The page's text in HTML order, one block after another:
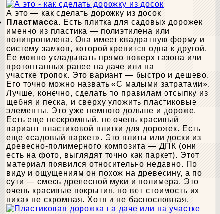
А это — как сделать дорожку из досок
Пластмасса. Есть плитка для садовых дорожек
именно из пластика — полиэтилена или
полипропилена. Она имеет квадратную форму и
систему замков, которой крепится одна к другой.
Ее можно укладывать прямо поверх газона или
протоптанных ранее на даче или на
участке тропок. Это вариант — быстро и дешево.
Его точно можно назвать «С малыми затратами».
Лучше, конечно, сделать по правилам отсыпку из
щебня и песка, и сверху уложить пластиковые
элементы. Это уже немного дольше и дороже.
Есть еще нескромный, но очень красивый
вариант пластиковой плитки для дорожек. Есть
еще «садовый паркет». Это плиты или доски из
древесно-полимерного композита — ДПК (они
есть на фото, выглядят точно как паркет). Этот
материал появился относительно недавно. По
виду и ощущениям он похож на древесину, а по
сути — смесь древесной муки и полимера. Это
очень красивые покрытия, но вот стоимость их
никак не скромная. Хотя и не баснословная.